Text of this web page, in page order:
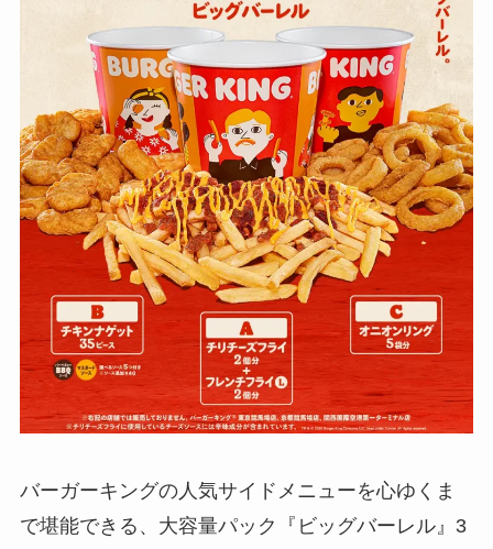
バーガーキングの人気サイドメニューを心ゆくま
で堪能できる、大容量パック『ビッグバーレル』3